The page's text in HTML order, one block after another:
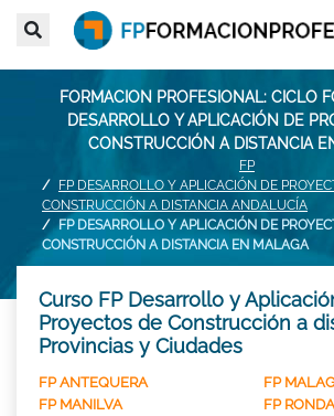
FORMACION PROFESIONAL: CICLO
DESARROLLO Y APLICACIÓN DE
CONSTRUCCIÓN A DISTANCIA
FP
FP DESARROLLO Y APLICACIÓN DE
CONSTRUCCIÓN A DISTANCIA ANDALUCÍA
FP DESARROLLO Y APLICACIÓN DE
CONSTRUCCIÓN A DISTANCIA EN MALAGA
Curso FP Desarrollo y
Proyectos de Construcción a
Provincias y Ciudades
FP ANTEQUERA
FP
FP MANILVA
FP RONDA